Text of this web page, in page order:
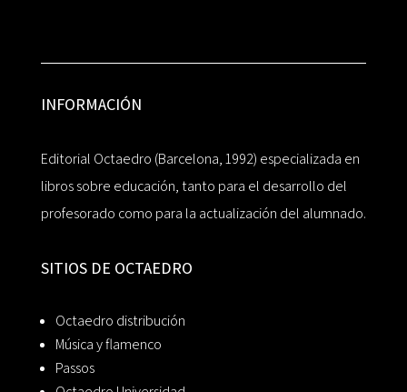
INFORMACIÓN
Editorial Octaedro (Barcelona, 1992) especializada en
libros sobre educación, tanto para el desarrollo del
profesorado como para la actualización del alumnado.
SITIOS DE OCTAEDRO
Octaedro distribución
Música y flamenco
Passos